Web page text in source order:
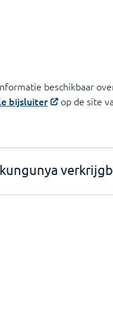
beschikbaar
bijsluiter
op de site